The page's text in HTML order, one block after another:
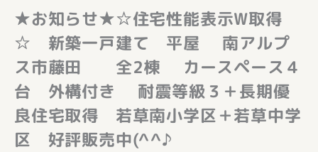
★お知らせ★☆住宅性能表示W取得
☆ 新築一戸建て 平屋 南アルプ
ス市藤田 全2棟 カースペース４
台 外構付き 耐震等級３＋長期優
良住宅取得 若草南小学区＋若草中学
区 好評販売中(^^♪